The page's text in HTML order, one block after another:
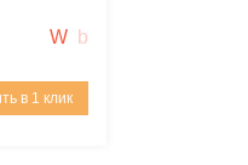
в 1 клик